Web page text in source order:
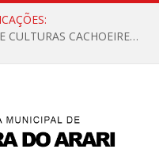
A VALORIZAÇÃO DAS HISTÓRIAS E CULTURAS CACHOEIRENSES